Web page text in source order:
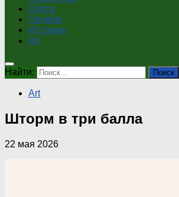
Охота
Оружие
Истории
Art
Найти:
Art
Шторм в три балла
22 мая 2026